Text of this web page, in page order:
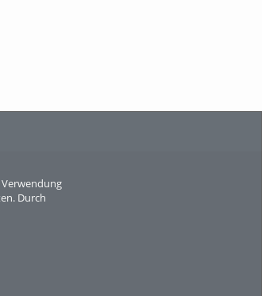
Durch
Sperber